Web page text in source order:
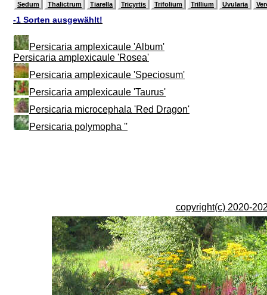
Sedum Thalictrum Tiarella Tricyrtis Trifolium Trillium Uvularia
-1 Sorten ausgewählt!
Persicaria amplexicaule 'Album'
Persicaria amplexicaule 'Rosea'
Persicaria amplexicaule 'Speciosum'
Persicaria amplexicaule 'Taurus'
Persicaria microcephala 'Red Dragon'
Persicaria polymopha ''
copyright(c) 2020-